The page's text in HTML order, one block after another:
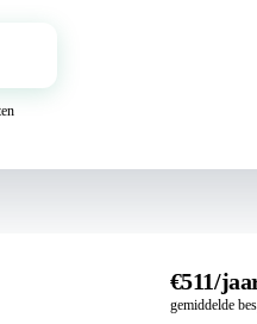
€511/
gemiddelde